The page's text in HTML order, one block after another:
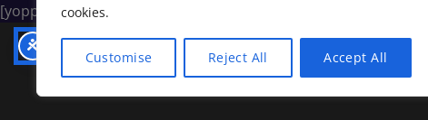
cookies.
Customise Reject All Accept All
[yoppen_chatbot]